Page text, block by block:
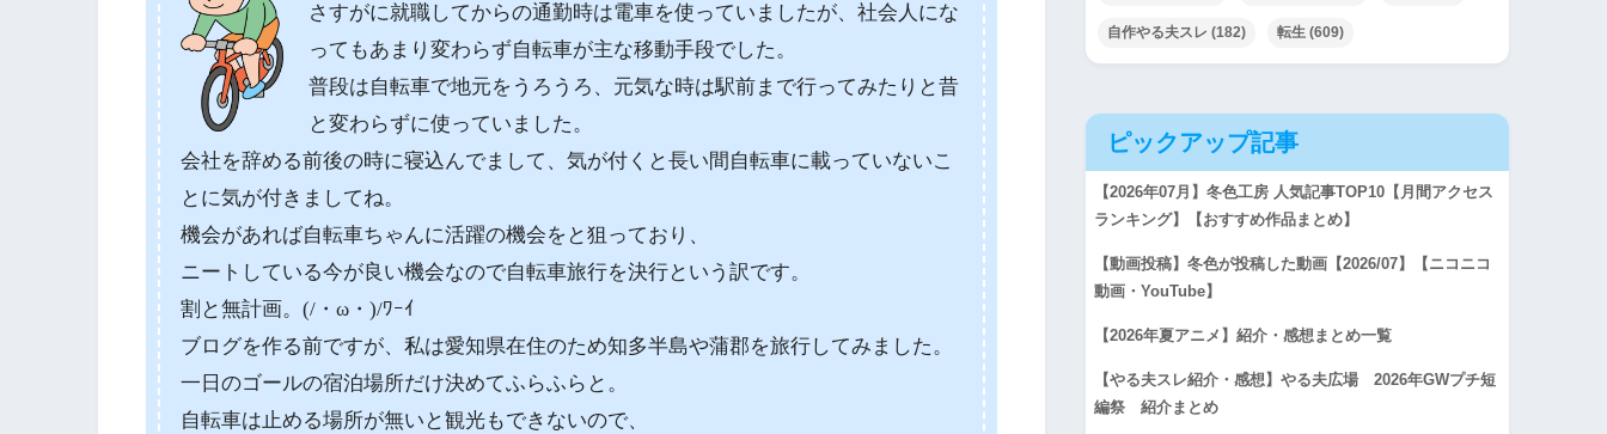
さすがに就職してからの通勤時は電車を使っていましたが、社会人にな
ってもあまり変わらず自転車が主な移動手段でした。
普段は自転車で地元をうろうろ、元気な時は駅前まで行ってみたりと昔
と変わらずに使っていました。
会社を辞める前後の時に寝込んでまして、気が付くと長い間自転車に載っていないこ
とに気が付きましてね。
機会があれば自転車ちゃんに活躍の機会をと狙っており、
ニートしている今が良い機会なので自転車旅行を決行という訳です。
割と無計画。(/・ω・)/ﾜｰｲ
ブログを作る前ですが、私は愛知県在住のため知多半島や蒲郡を旅行してみました。
一日のゴールの宿泊場所だけ決めてふらふらと。
自転車は止める場所が無いと観光もできないので、
自作やる夫スレ (182) 転生 (609)
ピックアップ記事
【2026年07月】冬色工房 人気記事TOP10【月間アクセス
ランキング】【おすすめ作品まとめ】
【動画投稿】冬色が投稿した動画【2026/07】【ニコニコ
動画・YouTube】
【2026年夏アニメ】紹介・感想まとめ一覧
【やる夫スレ紹介・感想】やる夫広場 2026年GWプチ短
編祭 紹介まとめ